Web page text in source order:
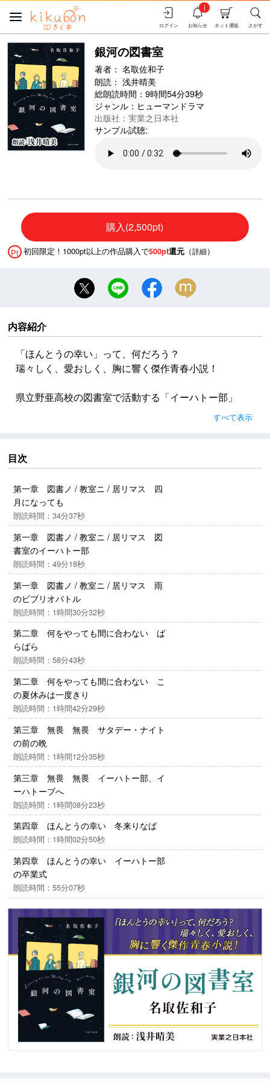
さがす
ネット通販
お知らせ
i
ログイン
銀河の図書室
著者： 名取佐和子
朗読： 浅井晴美
総朗読時間：9時間54分39秒
ジャンル： ヒューマンドラマ
出版社：実業之日本社
サンプル試聴:
購入(2,500pt)
Pt 初回限定！1000pt以上の作品購入で500pt還元 （詳細）
内容紹介
「ほんとうの幸い」って、何だろう？
瑞々しく、愛おしく、胸に響く傑作青春小説！
県立野亜高校の図書室で活動する「イーハトー部」
は、宮沢賢治を研究する弱小同好会だ。部長だった風
見先輩は、なぜ突然学校から消えてしまったのか。高
作『銀河鉄道の夜』をひもときながら、先輩の謎を追
い、やがてそれぞれの「ほんとう」と直面する。今を
生きる高校生たちの青春と、宮沢賢治の言葉が深く共
鳴する感動長編。
すべて表示
目次
第一章 図書ノ / 教室ニ / 居リマス 四
月になっても
朗読時間：34分37秒
第一章 図書ノ / 教室ニ / 居リマス 図
書室のイーハトー部
朗読時間：49分18秒
第一章 図書ノ / 教室ニ / 居リマス 雨
のビブリオバトル
朗読時間：1時間30分32秒
第二章 何をやっても間に合わない ば
らばら
朗読時間：58分43秒
第二章 何をやっても間に合わない こ
の夏休みは一度きり
朗読時間：1時間42分29秒
第三章 無畏 無畏 サタデー・ナイト
の前の晩
朗読時間：1時間12分35秒
第三章 無畏 無畏 イーハトー部、イ
ーハトーブへ
朗読時間：1時間08分23秒
第四章 ほんとうの幸い 冬来りなば
朗読時間：1時間02分50秒
第四章 ほんとうの幸い イーハトー部
の卒業式
朗読時間：55分07秒